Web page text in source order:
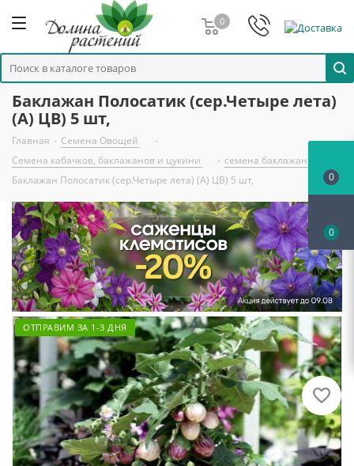
0
Баклажан Полосатик (сер.Четыре лета)
(А) ЦВ) 5 шт,
Главная - Семена Овощей
-
Семена кабачков, баклажанов и цукини
- семена баклажанов
Баклажан Полосатик (сер.Четыре лета) (А) ЦВ) 5 шт,
ОТПРАВИМ ЗА 1-3 ДНЯ
0
0